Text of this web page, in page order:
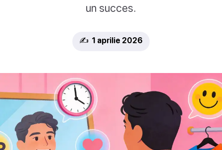
un succes.
✍️ 1 aprilie 2026